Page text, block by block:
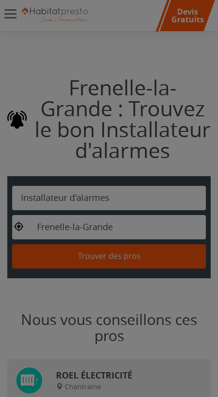
Devis
Gratuits
Frenelle-la-
Grande : Trouvez
le bon Installateur
d'alarmes
Installateur d'alarmes
Frenelle-la-Grande
Trouver des pros
Nous vous conseillons ces
pros
ROEL ÉLECTRICITÉ
Chantraine